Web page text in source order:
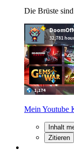
Die Brüste
Mein Youtube
Inhalt
Zitieren